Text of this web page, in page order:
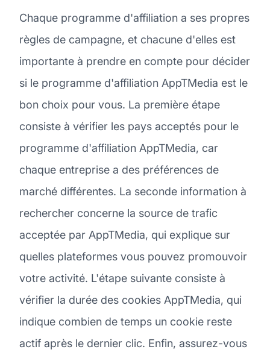
Chaque programme d'affiliation a ses propres
règles de campagne, et chacune d'elles est
importante à prendre en compte pour décider
si le programme d'affiliation AppTMedia est le
bon choix pour vous. La première étape
consiste à vérifier les pays acceptés pour le
programme d'affiliation AppTMedia, car
chaque entreprise a des préférences de
marché différentes. La seconde information à
rechercher concerne la source de trafic
acceptée par AppTMedia, qui explique sur
quelles plateformes vous pouvez promouvoir
votre activité. L'étape suivante consiste à
vérifier la durée des cookies AppTMedia, qui
indique combien de temps un cookie reste
actif après le dernier clic. Enfin, assurez-vous